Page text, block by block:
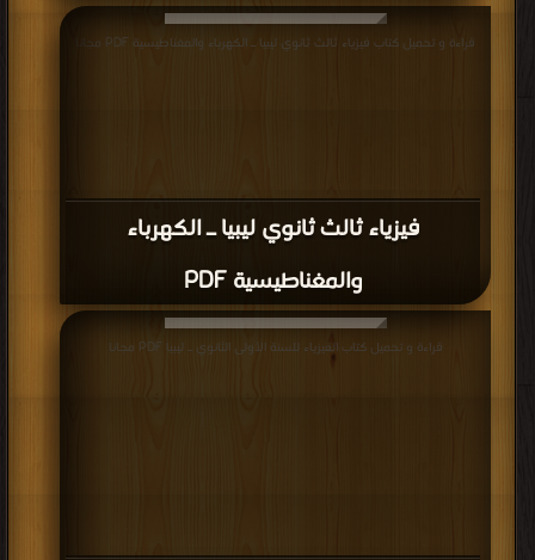
فيزياء ثالث ثانوي ليبيا ـ الكهرباء
والمغناطيسية PDF
قراءة و تحميل كتاب فيزياء ثالث ثانوي ليبيا ـ الكهرباء والمغناطيسية PDF مجانا
قراءة و تحميل كتاب الفيزياء للسنة الأولى الثانوي ـ ليبيا PDF مجانا